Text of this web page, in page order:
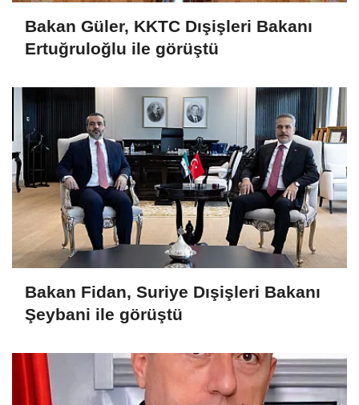
Bakan Güler, KKTC Dışişleri Bakanı
Ertuğruloğlu ile görüştü
Bakan Fidan, Suriye Dışişleri Bakanı
Şeybani ile görüştü